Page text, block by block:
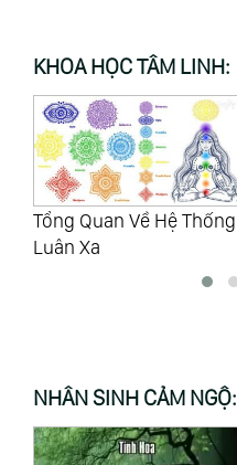
KHOA HỌC TÂM LINH:
Tác Động Của Luân Xa
Lên Cơ Thể
NHÂN SINH CẢM NGỘ: